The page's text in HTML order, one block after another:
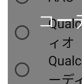
コー